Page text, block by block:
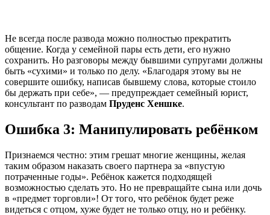
Не всегда после развода можно полностью прекратить
общение. Когда у семейной пары есть дети, его нужно
сохранить. Но разговоры между бывшими супругами должны
быть «сухими» и только по делу. «Благодаря этому вы не
совершите ошибку, написав бывшему слова, которые стоило
бы держать при себе», — предупреждает семейный юрист,
консультант по разводам Пруденс Хеншке.
Ошибка 3: Манипулировать ребёнком
Признаемся честно: этим грешат многие женщины, желая
таким образом наказать своего партнера за «впустую
потраченные годы». Ребёнок кажется подходящей
возможностью сделать это. Но не превращайте сына или дочь
в «предмет торговли»! От того, что ребёнок будет реже
видеться с отцом, хуже будет не только отцу, но и ребёнку.